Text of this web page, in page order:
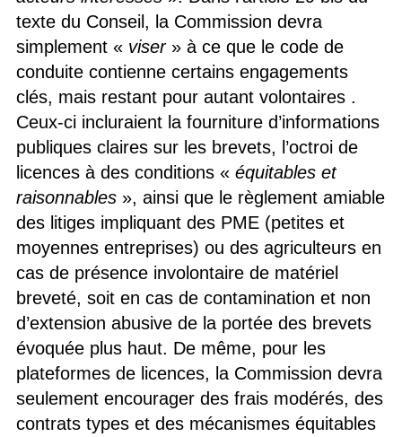
texte du Conseil, la Commission devra
simplement « viser» à ce que le code de
conduite contienne certains engagements
clés, mais restant pour autant volontaires .
Ceux-ci incluraient la fourniture d’informations
publiques claires sur les brevets, l’octroi de
licences à des conditions « équitables et
raisonnables», ainsi que le règlement amiable
des litiges impliquant des PME (petites et
moyennes entreprises) ou des agriculteurs en
cas de présence involontaire de matériel
breveté, soit en cas de contamination et non
d’extension abusive de la portée des brevets
évoquée plus haut. De même, pour les
plateformes de licences, la Commission devra
seulement encourager des frais modérés, des
contrats types et des mécanismes équitables